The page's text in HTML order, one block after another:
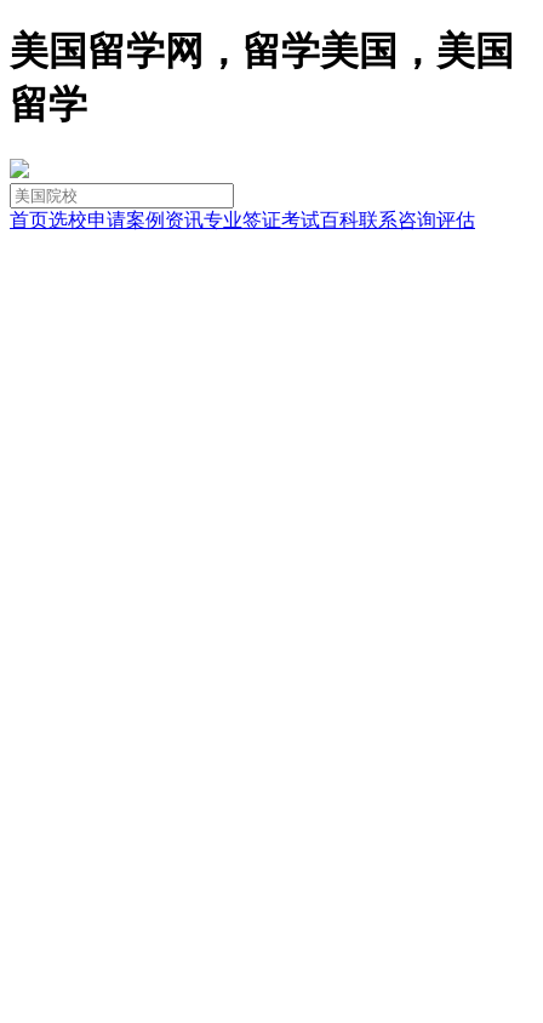
美国留学网，留学美国，美国
留学
首页选校申请案例 资讯专业签证考试百科联系咨询评估